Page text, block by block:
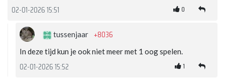
02-01-2026 15:51 0
tussenjaar +8036
In deze tijd kun je ook niet meer met 1 oog spelen.
02-01-2026 15:52 1